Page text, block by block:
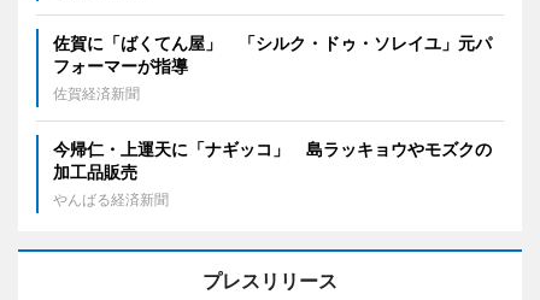
佐賀に「ばくてん屋」 「シルク・ドゥ・ソレイユ」元パ
フォーマーが指導
佐賀経済新聞
今帰仁・上運天に「ナギッコ」 島ラッキョウやモズクの
加工品販売
やんばる経済新聞
プレスリリース